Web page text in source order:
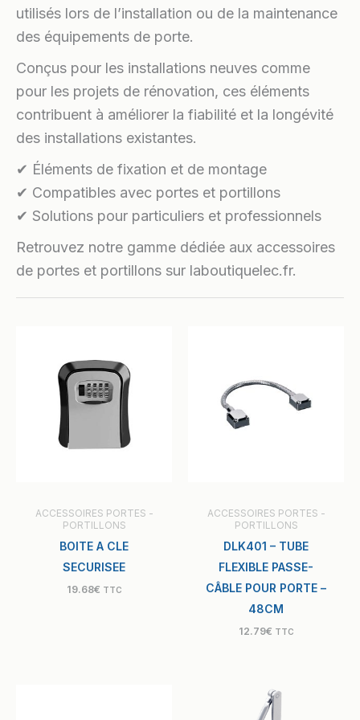
utilisés lors de l’installation ou de la maintenance
des équipements de porte.
Conçus pour les installations neuves comme
pour les projets de rénovation, ces éléments
contribuent à améliorer la fiabilité et la longévité
des installations existantes.
✔ Éléments de fixation et de montage
✔ Compatibles avec portes et portillons
✔ Solutions pour particuliers et professionnels
Retrouvez notre gamme dédiée aux accessoires
de portes et portillons sur laboutiquelec.fr.
ACCESSOIRES PORTES -
PORTILLONS
BOITE A CLE
SECURISEE
19.68€ TTC
ACCESSOIRES PORTES -
PORTILLONS
DLK401 – TUBE
FLEXIBLE PASSE-
CÂBLE POUR PORTE –
48CM
12.79€ TTC